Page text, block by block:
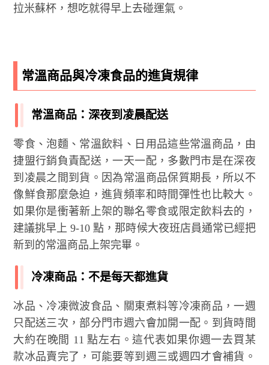
拉米蘇杯，想吃就得早上去碰運氣。
常溫商品與冷凍食品的進貨規律
常溫商品：深夜到凌晨配送
零食、泡麵、常溫飲料、日用品這些常溫商品，由
捷盟行銷負責配送，一天一配，多數門市是在深夜
到凌晨之間到貨。因為常溫商品保質期長，所以不
像鮮食那麼急迫，進貨頻率和時間彈性也比較大。
如果你是衝著新上架的聯名零食或限定飲料去的，
建議挑早上 9-10 點，那時候大夜班店員通常已經把
新到的常溫商品上架完畢。
冷凍商品：不是每天都進貨
冰品、冷凍微波食品、關東煮料等冷凍商品，一週
只配送三次，部分門市週六會加開一配。到貨時間
大約在晚間 11 點左右。這代表如果你週一去買某
款冰品賣完了，可能要等到週三或週四才會補貨。